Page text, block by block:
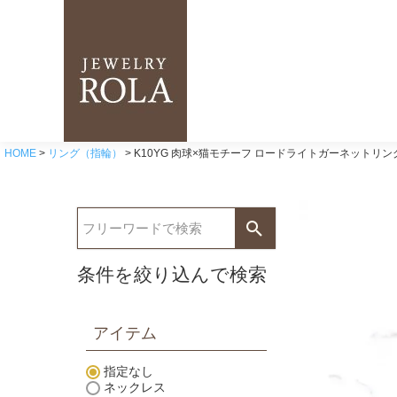
HOME リング（指輪） K10YG 肉球×猫モチーフ ロードライトガーネットリン
条件を絞り込んで検索
アイテム
指定なし
ネックレス